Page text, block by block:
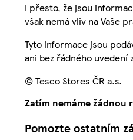
I přesto, že jsou
však nemá vliv na Vaše
Tyto informace jsou
ani bez řádného uvedení
© Tesco Stores ČR a.s.
Zatím nemáme žádnou
Pomozte ostatním